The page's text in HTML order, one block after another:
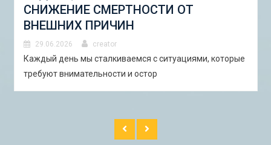
ГОРОДСКОЙ НАБОР ИНСТРУМЕНТОВ
И ПИЛОТНЫЕ ПРОЕКТЫ ДЛЯ
АСТРАХАНИ»
29.06.2026 creator
В Астрахани с 5 по 13 сентября 2026 года пройдёт
студенческая экспедиция «Школа горо�